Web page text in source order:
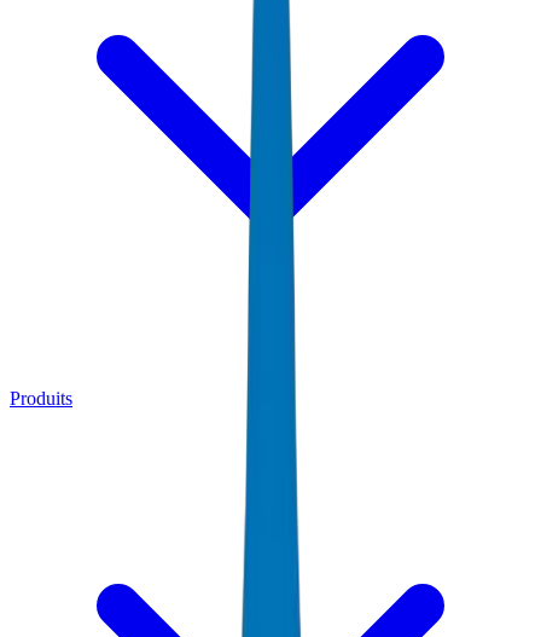
Produits